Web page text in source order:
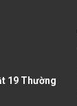
19 Thường